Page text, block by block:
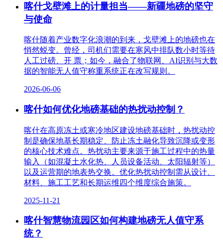
喀什戈壁滩上的计量担当——新疆地磅的坚守
与使命
喀什随着产业数字化浪潮的到来，戈壁滩上的地磅也在
悄然蜕变。曾经，司机们需要在寒风中排队数小时等待
人工过磅、开 票；如今，融合了物联网、AI识别与大数
据的智能无人值守称重系统正在改写规则。
2026-06-06
喀什如何优化地磅基础的热扰动控制？
喀什在高原冻土或寒冷地区建设地磅基础时，热扰动控
制是确保地基长期稳定、防止冻土融化导致沉降或变形
的核心技术难点。热扰动主要来源于施工过程中的热量
输入（如混凝土水化热、人员设备活动、太阳辐射等）
以及运营期的地表热交换。优化热扰动控制需从设计、
材料、施工工艺和长期运维四个维度综合施策。
2025-11-21
喀什智慧物流园区如何构建地磅无人值守系
统？